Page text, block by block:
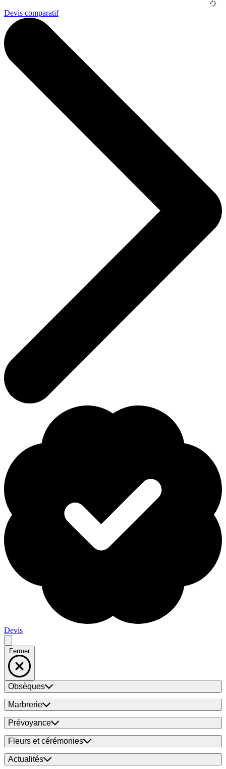
Devis comparatif
Devis
Fermer
Obsèques
Marbrerie
Prévoyance
Fleurs et cérémonies
Actualités